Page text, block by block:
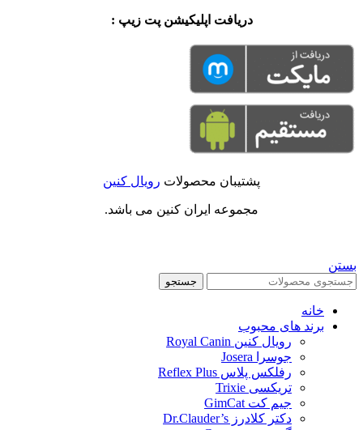
دریافت اپلیکیشن پت زیپ :
پشتیبان محصولات رویال کنین
مجموعه ایران کنین می باشد.
بستن
جستجو
خانه
برند های محبوب
رویال کنین Royal Canin
جوسرا Josera
رفلکس پلاس Reflex Plus
تریکسی Trixie
جیم کت GimCat
دکتر کلادرز Dr.Clauder’s